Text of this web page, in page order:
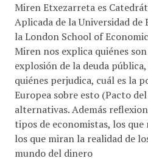
Miren Etxezarreta es
Aplicada de la Universidad
la London School of
Miren nos explica quiénes
explosión de la deuda
quiénes perjudica, cuál es la
Europea sobre esto (Pacto
alternativas. Además
tipos de economistas, los
los que miran la realidad de
mundo del dinero